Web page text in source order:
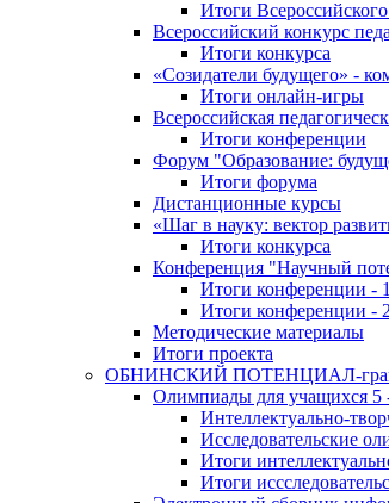
Итоги
Всероссийский конкурс
Итоги конкурса
«Cозидатели будущего» -
Итоги онлайн-игры
Всероссийская
Итоги конференции
Форум "Образование:
Итоги форума
Дистанционные курсы
«Шаг в науку: вектор
Итоги конкурса
Конференция "Научный
Итоги конференции -
Итоги конференции -
Методические материалы
Итоги проекта
ОБНИНСКИЙ ПОТЕНЦИАЛ-
Олимпиады для учащихся 5
Интеллектуально-
Исследовательские
Итоги
Итоги